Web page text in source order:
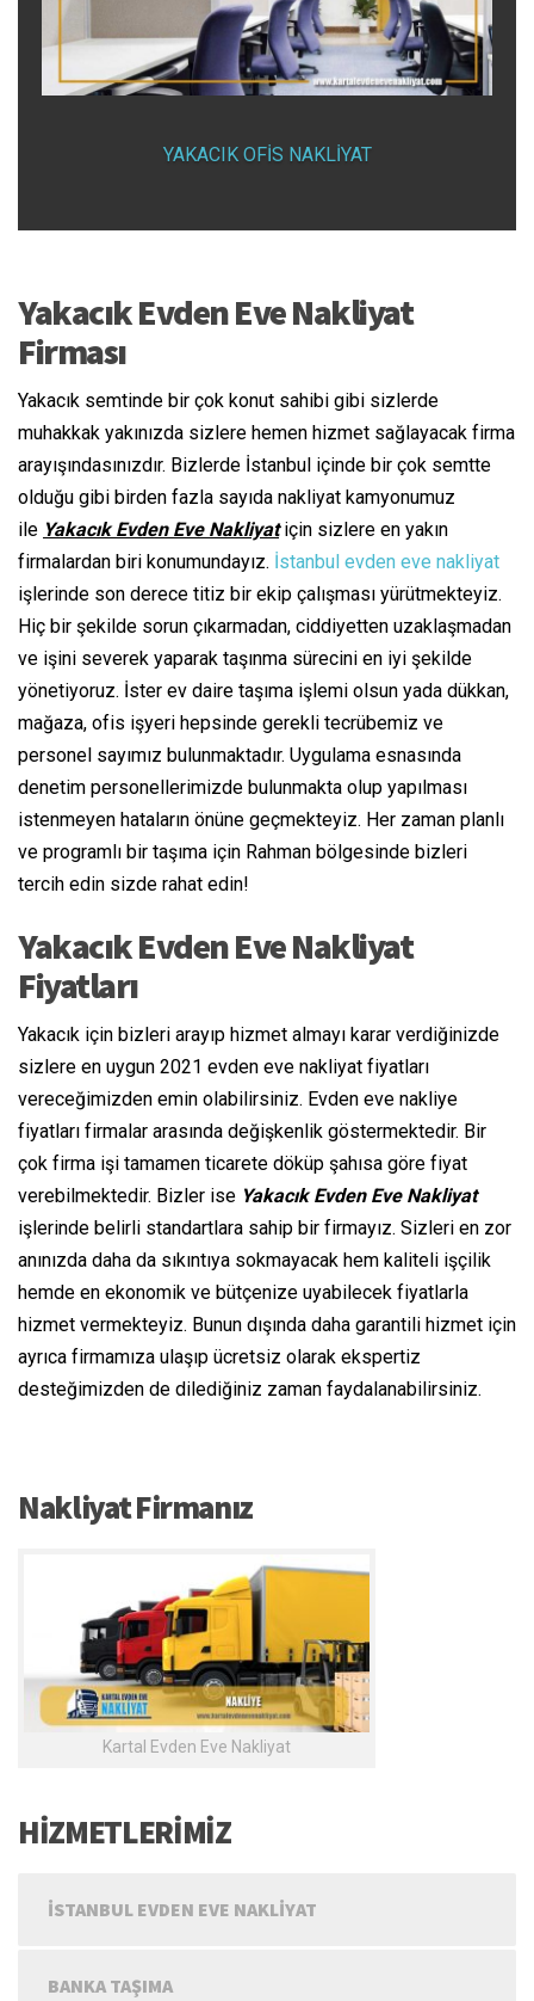
YAKACIK OFİS NAKLİYAT
Yakacık Evden Eve Nakliyat
Firması
Yakacık semtinde bir çok konut sahibi gibi sizlerde
muhakkak yakınızda sizlere hemen hizmet sağlayacak firma
arayışındasınızdır. Bizlerde İstanbul içinde bir çok semtte
olduğu gibi birden fazla sayıda nakliyat kamyonumuz
ile Yakacık Evden Eve Nakliyatiçin sizlere en yakın
firmalardan biri konumundayız. İstanbul evden eve nakliyat
işlerinde son derece titiz bir ekip çalışması yürütmekteyiz.
Hiç bir şekilde sorun çıkarmadan, ciddiyetten uzaklaşmadan
ve işini severek yaparak taşınma sürecini en iyi şekilde
yönetiyoruz. İster ev daire taşıma işlemi olsun yada dükkan,
mağaza, ofis işyeri hepsinde gerekli tecrübemiz ve
personel sayımız bulunmaktadır. Uygulama esnasında
denetim personellerimizde bulunmakta olup yapılması
istenmeyen hataların önüne geçmekteyiz. Her zaman planlı
ve programlı bir taşıma için Rahman bölgesinde bizleri
tercih edin sizde rahat edin!
Yakacık Evden Eve Nakliyat
Fiyatları
Yakacık için bizleri arayıp hizmet almayı karar verdiğinizde
sizlere en uygun 2021 evden eve nakliyat fiyatları
vereceğimizden emin olabilirsiniz. Evden eve nakliye
fiyatları firmalar arasında değişkenlik göstermektedir. Bir
çok firma işi tamamen ticarete döküp şahısa göre fiyat
verebilmektedir. Bizler ise Yakacık Evden Eve Nakliyat
işlerinde belirli standartlara sahip bir firmayız. Sizleri en zor
anınızda daha da sıkıntıya sokmayacak hem kaliteli işçilik
hemde en ekonomik ve bütçenize uyabilecek fiyatlarla
hizmet vermekteyiz. Bunun dışında daha garantili hizmet için
ayrıca firmamıza ulaşıp ücretsiz olarak ekspertiz
desteğimizden de dilediğiniz zaman faydalanabilirsiniz.
Nakliyat Firmanız
Kartal Evden Eve Nakliyat
HİZMETLERİMİZ
İSTANBUL EVDEN EVE NAKLIYAT
BANKA TAŞIMA